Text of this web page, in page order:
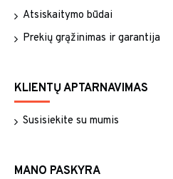
Atsiskaitymo būdai
Prekių grąžinimas ir garantija
KLIENTŲ APTARNAVIMAS
Susisiekite su mumis
MANO PASKYRA